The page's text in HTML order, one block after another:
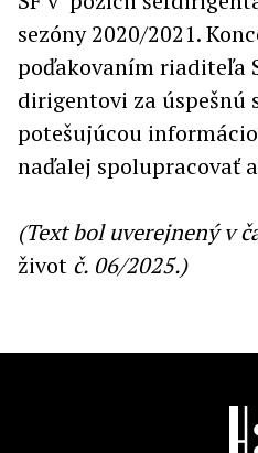
sezóny 2020/2021.
poďakovaním riaditeľa
dirigentovi za úspešnú
potešujúcou
naďalej spolupracovať
(Text bol uverejnený v
život č. 06/2025.)